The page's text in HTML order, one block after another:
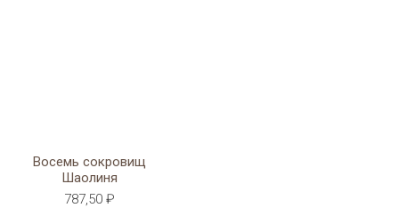
Восемь сокровищ
Шаолиня
787,50 ₽